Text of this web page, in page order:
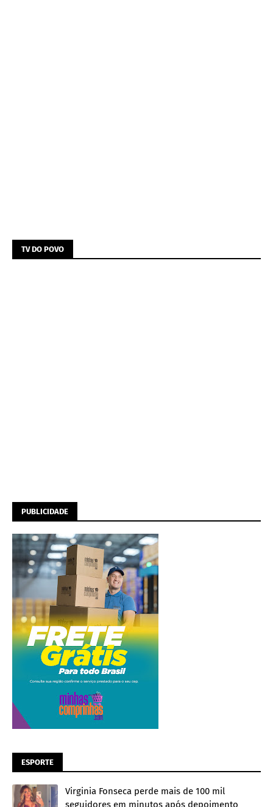
TV DO POVO
PUBLICIDADE
ESPORTE
Virginia Fonseca perde mais de 100 mil
seguidores em minutos após depoimento